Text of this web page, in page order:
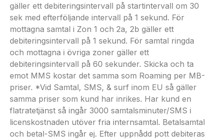
gäller ett debiteringsintervall på startintervall om 30
sek med efterföljande intervall på 1 sekund. För
mottagna samtal i Zon 1 och 2a, 2b gäller ett
debiteringsintervall på 1 sekund. För samtal ringda
och mottagna i övriga zoner gäller ett
debiteringsintervall på 60 sekunder. Skicka och ta
emot MMS kostar det samma som Roaming per MB-
priser. *Vid Samtal, SMS, & surf inom EU så gäller
samma priser som kund har inrikes. Har kund en
flatratetjänst så ingår 3000 samtalsminuter/SMS i
licenskostnaden utöver fria internsamtal. Betalsamtal
och betal-SMS ingår ej. Efter uppnådd pott debiteras